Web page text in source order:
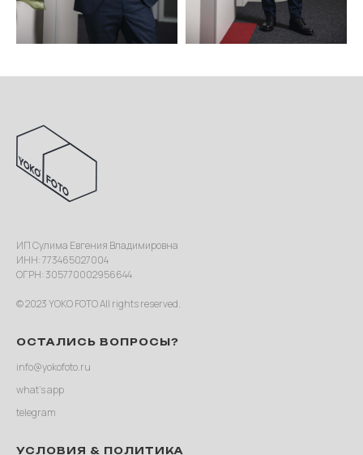
ИП Сулима Евгения Владимировна
ИНН: 773465027004
ОГРН: 305770002956644
© 2023 YOKO FOTO All rights reserved.
ОСТАЛИСЬ ВОПРОСЫ?
info@yokofoto.ru
what’s app
telegram
УСЛОВИЯ & ПОЛИТИКА